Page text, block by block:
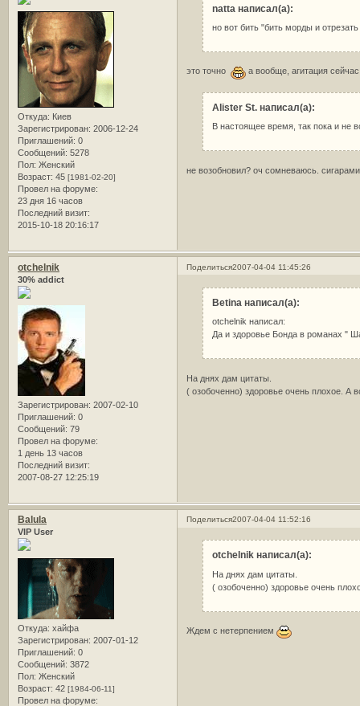
Откуда: Киев
Зарегистрирован: 2006-12-24
Приглашений: 0
Сообщений: 5278
Пол: Женский
Возраст: 45 [1981-02-20]
Провел на форуме:
23 дня 16 часов
Последний визит:
2015-10-18 20:16:17
natta написал(а):
но вот бить "бить морды и
это точно а вообще, агитация
Alister St. написал(а):
В настоящее время, так пока и не
не возобновил? оч сомневаюсь.
Поделиться2007-04-04 11:45:26
otchelnik
30% addict
Зарегистрирован: 2007-02-10
Приглашений: 0
Сообщений: 79
Провел на форуме:
1 день 13 часов
Последний визит:
2007-08-27 12:25:19
Betina написал(а):
otchelnik написал:
Да и здоровье Бонда в романах "
На днях дам цитаты.
( озобоченно) здоровье очень плохое. А
Поделиться2007-04-04 11:52:16
Balula
VIP User
Откуда: хайфа
Зарегистрирован: 2007-01-12
Приглашений: 0
Сообщений: 3872
Пол: Женский
Возраст: 42 [1984-06-11]
Провел на форуме:
otchelnik написал(а):
На днях дам цитаты.
( озобоченно) здоровье очень
Ждем с нетерпением